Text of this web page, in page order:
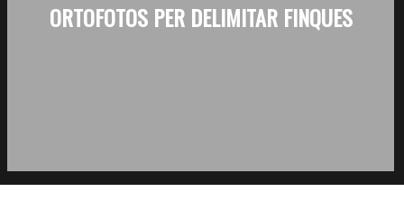
ORTOFOTOS PER DELIMITAR FINQUES